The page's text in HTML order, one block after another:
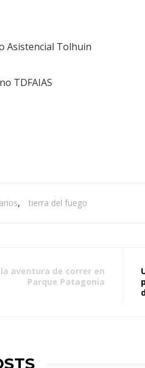
Asistencial Tolhuin
TDFAIAS
, tierra del fuego
aventura de correr en
Parque Patagonia